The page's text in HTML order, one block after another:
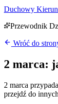
Duchowy
Przewodnik
Wróć do
2 marca:
2 marca
przejdź do